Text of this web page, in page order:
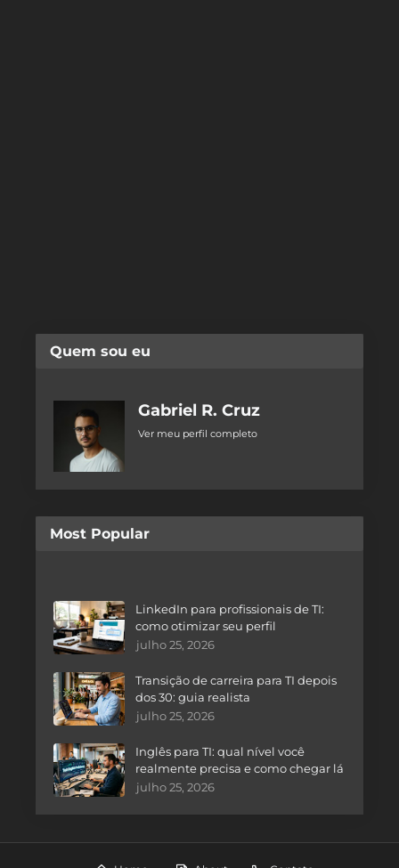
Quem sou eu
Gabriel R. Cruz
Ver meu perfil completo
Most Popular
LinkedIn para profissionais de TI:
como otimizar seu perfil
julho 25, 2026
Transição de carreira para TI depois
dos 30: guia realista
julho 25, 2026
Inglês para TI: qual nível você
realmente precisa e como chegar lá
julho 25, 2026